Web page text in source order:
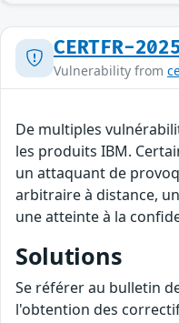
CERTFR-
Vulnerability from
De multiples
les produits IBM.
un attaquant de
arbitraire à distance,
une atteinte à la
Solutions
Se référer au bulletin
l'obtention des